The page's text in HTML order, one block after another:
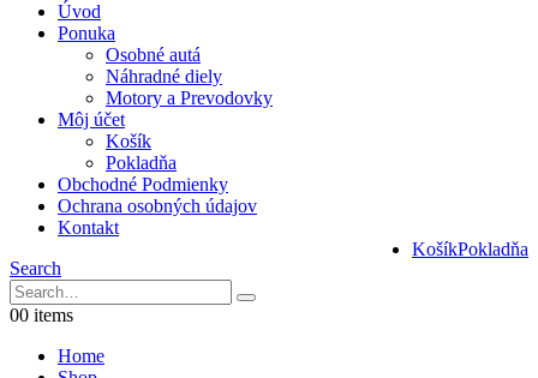
Úvod
Ponuka
Osobné autá
Náhradné diely
Motory a Prevodovky
Môj účet
Košík
Pokladňa
Obchodné Podmienky
Ochrana osobných údajov
Kontakt
KošíkPokladňa
Search
00 items
Home